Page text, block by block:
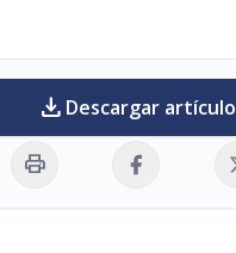
download Descargar artículo
print